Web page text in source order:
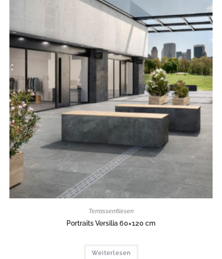
Terrassenfliesen
Portraits Versilia 60×120 cm
Weiterlesen